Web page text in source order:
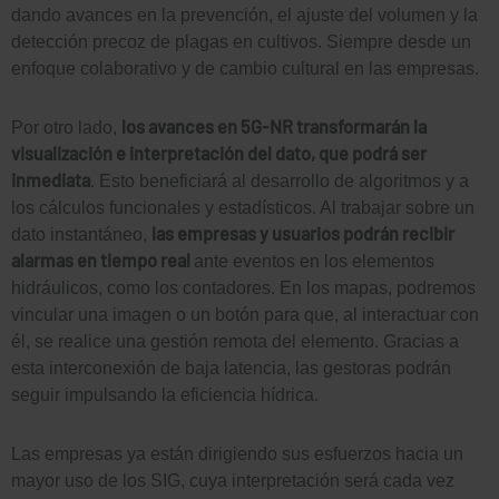
dando avances en la prevención, el ajuste del volumen y la
detección precoz de plagas en cultivos. Siempre desde un
enfoque colaborativo y de cambio cultural en las empresas.
Por otro lado, los avances en 5G-NR transformarán la
visualización e interpretación del dato, que podrá ser
inmediata. Esto beneficiará al desarrollo de algoritmos y a
los cálculos funcionales y estadísticos. Al trabajar sobre un
dato instantáneo, las empresas y usuarios podrán recibir
alarmas en tiempo real ante eventos en los elementos
hidráulicos, como los contadores. En los mapas, podremos
vincular una imagen o un botón para que, al interactuar con
él, se realice una gestión remota del elemento. Gracias a
esta interconexión de baja latencia, las gestoras podrán
seguir impulsando la eficiencia hídrica.
Las empresas ya están dirigiendo sus esfuerzos hacia un
mayor uso de los SIG, cuya interpretación será cada vez